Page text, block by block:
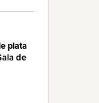
plata
de